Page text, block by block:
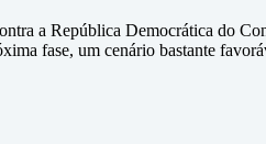
a República Democrática do
fase, um cenário bastante